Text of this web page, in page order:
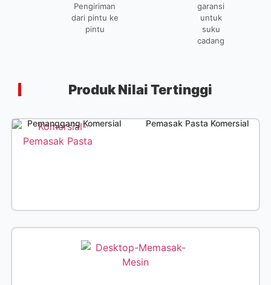
Pengiriman
dari pintu ke
pintu
garansi
untuk
suku
cadang
Produk Nilai Tertinggi
Pemanggang Komersial Pemasak Pasta Komersial